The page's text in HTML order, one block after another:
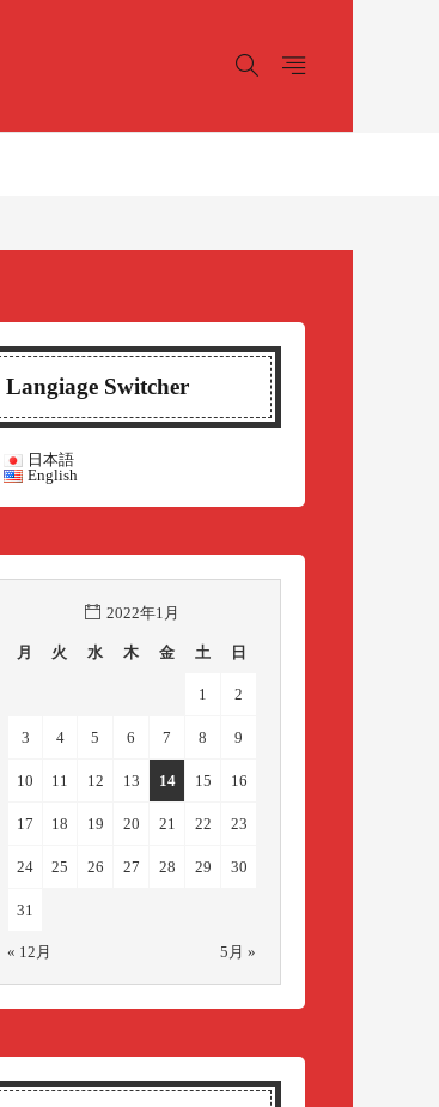
Langiage Switcher
日本語
English
2022年1月
月 火 水 木 金 土 日
1 2
3 4 5 6 7 8 9
10 11 12 13 14 15 16
17 18 19 20 21 22 23
24 25 26 27 28 29 30
31
« 12月 5月 »